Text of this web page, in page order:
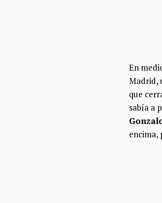
En
Madrid,
que
sabía a
encima,